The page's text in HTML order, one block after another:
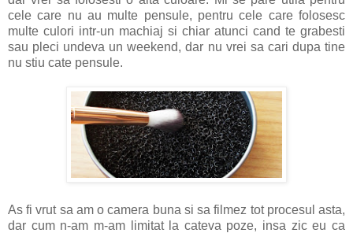
cele care nu au multe pensule, pentru cele care folosesc
multe culori intr-un machiaj si chiar atunci cand te grabesti
sau pleci undeva un weekend, dar nu vrei sa cari dupa tine
nu stiu cate pensule.
As fi vrut sa am o camera buna si sa filmez tot procesul asta,
dar cum n-am m-am limitat la cateva poze, insa zic eu ca